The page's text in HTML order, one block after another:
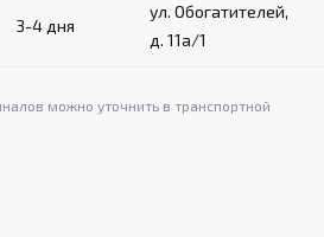
3-4 дня
ул. Обогатителей,
д. 11а/1
можно уточнить в транспортной